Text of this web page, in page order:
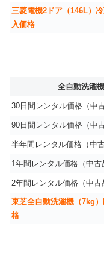
三菱電機2ドア（146L）
入価格
全自動洗濯
30日間レンタル価格（中古
90日間レンタル価格（中古
半年間レンタル価格（中古
1年間レンタル価格（中古
2年間レンタル価格（中古
東芝全自動洗濯機（7kg
格